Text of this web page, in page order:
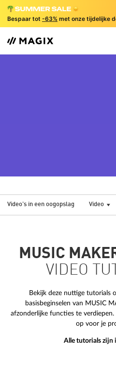
Bespaar tot -63% met onze tijdelijke
Video's in een oogopslag Video
MUSIC
VIDEO
Bekijk deze nuttige tutorials
basisbeginselen van MUSIC
afzonderlijke functies te
op voor je
Alle tutorials zijn